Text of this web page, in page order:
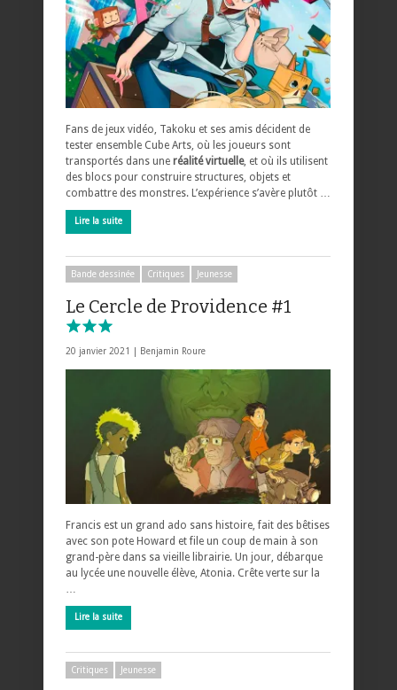
Fans de jeux vidéo, Takoku et ses amis décident de
tester ensemble Cube Arts, où les joueurs sont
transportés dans une réalité virtuelle, et où ils utilisent
des blocs pour construire structures, objets et
combattre des monstres. L’expérience s’avère plutôt …
Lire la suite
Bande dessinée Critiques Jeunesse
Le Cercle de Providence #1
20 janvier 2021 | Benjamin Roure
Francis est un grand ado sans histoire, fait des bêtises
avec son pote Howard et file un coup de main à son
grand-père dans sa vieille librairie. Un jour, débarque
au lycée une nouvelle élève, Atonia. Crête verte sur la
…
Lire la suite
Critiques Jeunesse